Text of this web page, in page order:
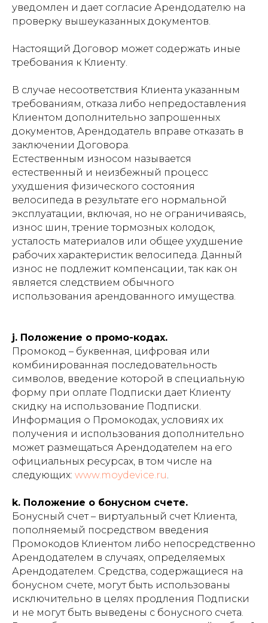
уведомлен и дает согласие Арендодателю на
проверку вышеуказанных документов.
Настоящий Договор может содержать иные
требования к Клиенту.
В случае несоответствия Клиента указанным
требованиям, отказа либо непредоставления
Клиентом дополнительно запрошенных
документов, Арендодатель вправе отказать в
заключении Договора.
Естественным износом называется
естественный и неизбежный процесс
ухудшения физического состояния
велосипеда в результате его нормальной
эксплуатации, включая, но не ограничиваясь,
износ шин, трение тормозных колодок,
усталость материалов или общее ухудшение
рабочих характеристик велосипеда. Данный
износ не подлежит компенсации, так как он
является следствием обычного
использования арендованного имущества.
j. Положение о промо-кодах.
Промокод – буквенная, цифровая или
комбинированная последовательность
символов, введение которой в специальную
форму при оплате Подписки дает Клиенту
скидку на использование Подписки.
Информация о Промокодах, условиях их
получения и использования дополнительно
может размещаться Арендодателем на его
официальных ресурсах, в том числе на
следующих: www.moydevice.ru.
k. Положение о бонусном счете.
Бонусный счет – виртуальный счет Клиента,
пополняемый посредством введения
Промокодов Клиентом либо непосредственно
Арендодателем в случаях, определяемых
Арендодателем. Средства, содержащиеся на
бонусном счете, могут быть использованы
исключительно в целях продления Подписки
и не могут быть выведены с бонусного счета.